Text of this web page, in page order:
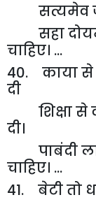
सत्यमेव
सहा
चाहिए। ...
40. काया से
दी
शिक्षा
दी।
पाबंदी
चाहिए। ...
41. बेटी तो